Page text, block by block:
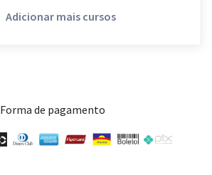
Adicionar mais cursos
Forma de pagamento